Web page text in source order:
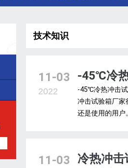
技术知识
11-03
2022
-45℃冷
-45℃冷热冲击
冲击试验箱厂家
还是使用的用户
11-03 冷热冲击